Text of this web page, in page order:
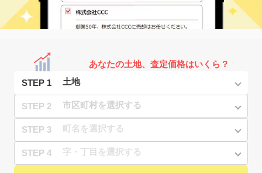
あなたの土地、査定価格はいくら？
STEP 1
STEP 2
STEP 3
STEP 4